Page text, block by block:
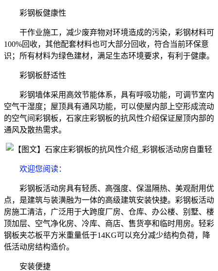
彩钢板健康性
干作业施工，减少废弃物对环境造成的污染，彩钢材料可
100%回收，其他配套材料也可大部分回收，符合当前环保意
识；所有材料为绿色建材，满足生态环境要求，有利于健康。
彩钢板舒适性
彩钢墙体采用高效节能体系，具有呼吸功能，可调节室内
空气干湿度；屋顶具有通风功能，可以使屋内部上空形成流动
的空气间彩钢板，石家庄彩钢板的抗风性介绍保证屋顶内部的
通风及散热需求。
欢迎您阅读：
彩钢板活动房具有轻质、高强度、保温隔热、美观耐用优
点，是建筑与装潢融为一体的高级建筑安装快捷。彩钢板活动
房施工清洁，广泛用于大跨度厂房、仓库、办公楼、别墅、楼
顶加层、空气净化房、冷库、商店、售货亭和临时用房。轻彩
钢板夹芯板平方米重量低于14KG可以充分减少结构负荷，降
低活动房结构造价。
安装便捷